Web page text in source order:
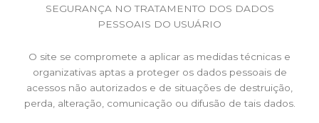
SEGURANÇA NO TRATAMENTO DOS DADOS
PESSOAIS DO USUÁRIO
O site se compromete a aplicar as medidas técnicas e
organizativas aptas a proteger os dados pessoais de
acessos não autorizados e de situações de destruição,
perda, alteração, comunicação ou difusão de tais dados.